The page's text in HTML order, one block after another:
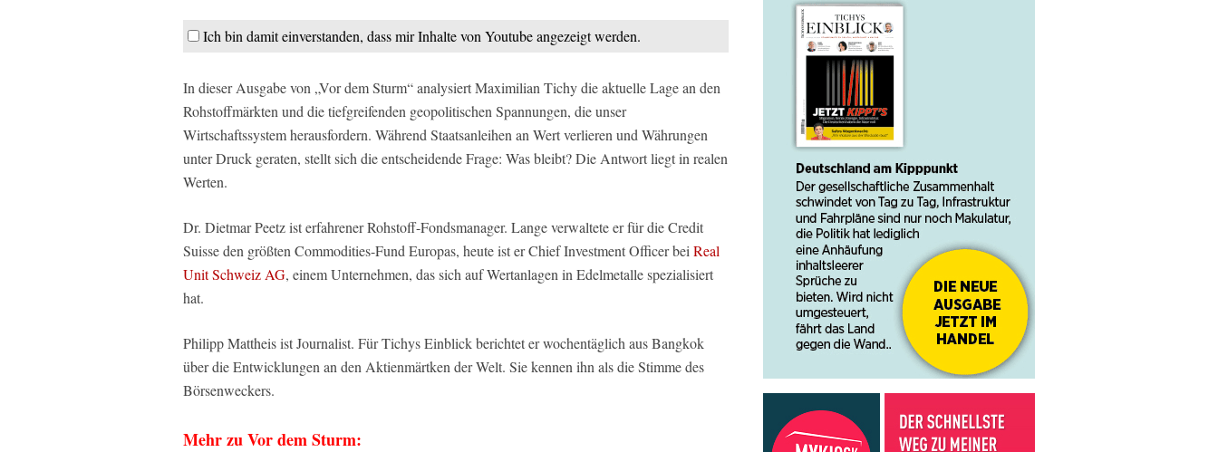
Ich bin damit einverstanden, dass mir Inhalte von Youtube angezeigt werden.
In dieser Ausgabe von „Vor dem Sturm“ analysiert Maximilian Tichy die aktuelle Lage an den
Rohstoffmärkten und die tiefgreifenden geopolitischen Spannungen, die unser
Wirtschaftssystem herausfordern. Während Staatsanleihen an Wert verlieren und Währungen
unter Druck geraten, stellt sich die entscheidende Frage: Was bleibt? Die Antwort liegt in realen
Werten.
Dr. Dietmar Peetz ist erfahrener Rohstoff-Fondsmanager. Lange verwaltete er für die Credit
Suisse den größten Commodities-Fund Europas, heute ist er Chief Investment Officer bei Real
Unit Schweiz AG, einem Unternehmen, das sich auf Wertanlagen in Edelmetalle spezialisiert
hat.
Philipp Mattheis ist Journalist. Für Tichys Einblick berichtet er wochentäglich aus Bangkok
über die Entwicklungen an den Aktienmärtken der Welt. Sie kennen ihn als die Stimme des
Börsenweckers.
Mehr zu Vor dem Sturm: